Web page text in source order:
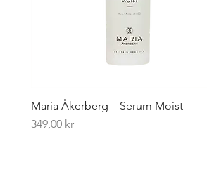
Maria Åkerberg – Serum Moist
Pris
349,00 kr